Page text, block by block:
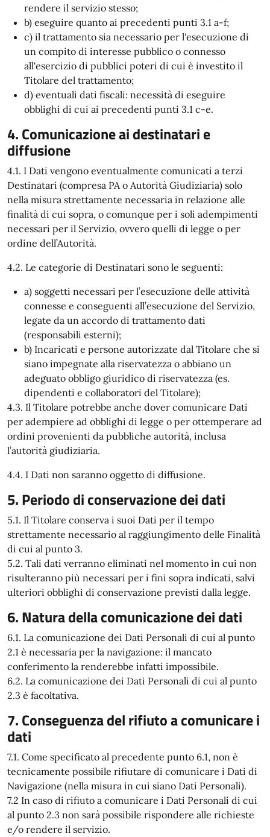
rendere il servizio stesso;
b) eseguire quanto ai precedenti punti 3.1 a-f;
c) il trattamento sia necessario per l'esecuzione di
un compito di interesse pubblico o connesso
all'esercizio di pubblici poteri di cui è investito il
Titolare del trattamento;
d) eventuali dati fiscali: necessità di eseguire
obblighi di cui ai precedenti punti 3.1 c-e.
4. Comunicazione ai destinatari e
diffusione
4.1. I Dati vengono eventualmente comunicati a terzi
Destinatari (compresa PA o Autorità Giudiziaria) solo
nella misura strettamente necessaria in relazione alle
finalità di cui sopra, o comunque per i soli adempimenti
necessari per il Servizio, ovvero quelli di legge o per
ordine dell’Autorità.
4.2. Le categorie di Destinatari sono le seguenti:
a) soggetti necessari per l’esecuzione delle attività
connesse e conseguenti all’esecuzione del Servizio,
legate da un accordo di trattamento dati
(responsabili esterni);
b) Incaricati e persone autorizzate dal Titolare che si
siano impegnate alla riservatezza o abbiano un
adeguato obbligo giuridico di riservatezza (es.
dipendenti e collaboratori del Titolare);
4.3. Il Titolare potrebbe anche dover comunicare Dati
per adempiere ad obblighi di legge o per ottemperare ad
ordini provenienti da pubbliche autorità, inclusa
l’autorità giudiziaria.
4.4. I Dati non saranno oggetto di diffusione.
5. Periodo di conservazione dei dati
5.1. Il Titolare conserva i suoi Dati per il tempo
strettamente necessario al raggiungimento delle Finalità
di cui al punto 3.
5.2. Tali dati verranno eliminati nel momento in cui non
risulteranno più necessari per i fini sopra indicati, salvi
ulteriori obblighi di conservazione previsti dalla legge.
6. Natura della comunicazione dei dati
6.1. La comunicazione dei Dati Personali di cui al punto
2.1 è necessaria per la navigazione: il mancato
conferimento la renderebbe infatti impossibile.
6.2. La comunicazione dei Dati Personali di cui al punto
2.3 è facoltativa.
7. Conseguenza del rifiuto a comunicare i
dati
7.1. Come specificato al precedente punto 6.1, non è
tecnicamente possibile rifiutare di comunicare i Dati di
Navigazione (nella misura in cui siano Dati Personali).
7.2 In caso di rifiuto a comunicare i Dati Personali di cui
al punto 2.3 non sarà possibile rispondere alle richieste
e/o rendere il servizio.